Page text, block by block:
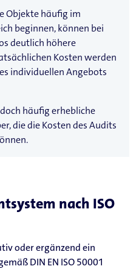
Objekte häufig im
beginnen, können bei
deutlich höhere
Kosten werden
individuellen Angebots
häufig erhebliche
die die Kosten des Audits
nach ISO
oder ergänzend ein
DIN EN ISO 50001